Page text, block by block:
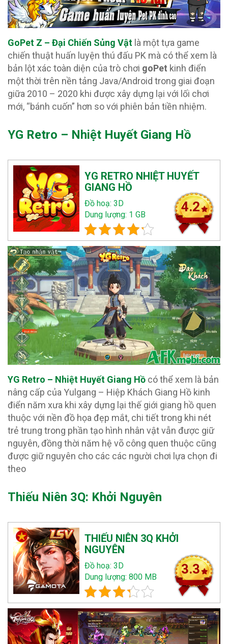
GoPet Z – Đại Chiến Sủng Vật là một tựa game
chiến thuật huấn luyện thú đấu PK mà có thể xem là
bản lột xác toàn diện của trò chơi goPet kinh điển
một thời trên nền tảng Java/Android trong giai đoạn
giữa 2010 – 2020 khi được xây dựng lại với lối chơi
mới, “bánh cuốn” hơn so với phiên bản tiền nhiệm.
YG Retro – Nhiệt Huyết Giang Hồ
YG RETRO NHIỆT HUYẾT
GIANG HỒ
Đồ hoạ: 3D
Dung lượng: 1 GB
4.2
YG Retro – Nhiệt Huyết Giang Hồ có thể xem là bản
nâng cấp của Yulgang – Hiệp Khách Giang Hồ kinh
điển năm xưa khi xây dựng lại thế giới giang hồ quen
thuộc với nền đồ họa đẹp mắt, chi tiết trong khi nét
trẻ trung trong phần tạo hình nhân vật vẫn được giữ
nguyên, đồng thời năm hệ võ công quen thuộc cũng
được giữ nguyên cho các các người chơi lựa chọn đi
theo
Thiếu Niên 3Q: Khởi Nguyên
THIẾU NIÊN 3Q KHỞI
NGUYÊN
Đồ hoạ: 3D
Dung lượng: 800 MB
3.3